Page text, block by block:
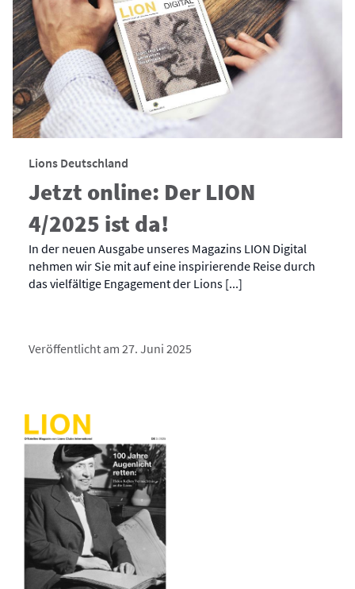
Lions Deutschland
Jetzt online: Der LION
4/2025 ist da!
In der neuen Ausgabe unseres Magazins LION Digital
nehmen wir Sie mit auf eine inspirierende Reise durch
das vielfältige Engagement der Lions [...]
Veröffentlicht am 27. Juni 2025